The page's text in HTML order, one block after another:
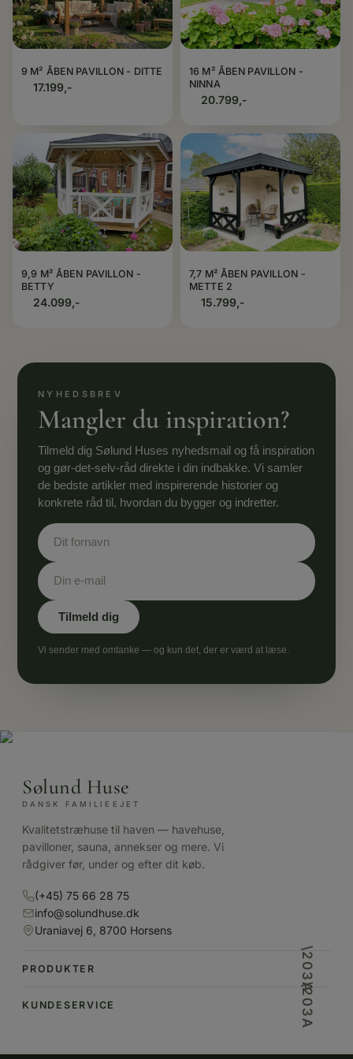
9 M² ÅBEN PAVILLON - DITTE
17.199,-
16 M² ÅBEN PAVILLON -
NINNA
20.799,-
9,9 M² ÅBEN PAVILLON -
BETTY
24.099,-
7,7 M² ÅBEN PAVILLON -
METTE 2
15.799,-
Mangler du inspiration?
Tilmeld dig Sølund Huses nyhedsmail og få inspiration
og gør-det-selv-råd direkte i din indbakke. Vi samler
de bedste artikler med inspirerende historier og
konkrete råd til, hvordan du bygger og indretter.
Vi sender med omtanke — og kun det, der er værd at læse.
Sølund Huse
DANSK FAMILIEEJET
Kvalitetstræhuse til haven — havehuse,
pavilloner, sauna, annekser og mere. Vi
rådgiver før, under og efter dit køb.
(+45) 75 66 28 75
info@solundhuse.dk
Uraniavej 6, 8700 Horsens
PRODUKTER
KUNDESERVICE